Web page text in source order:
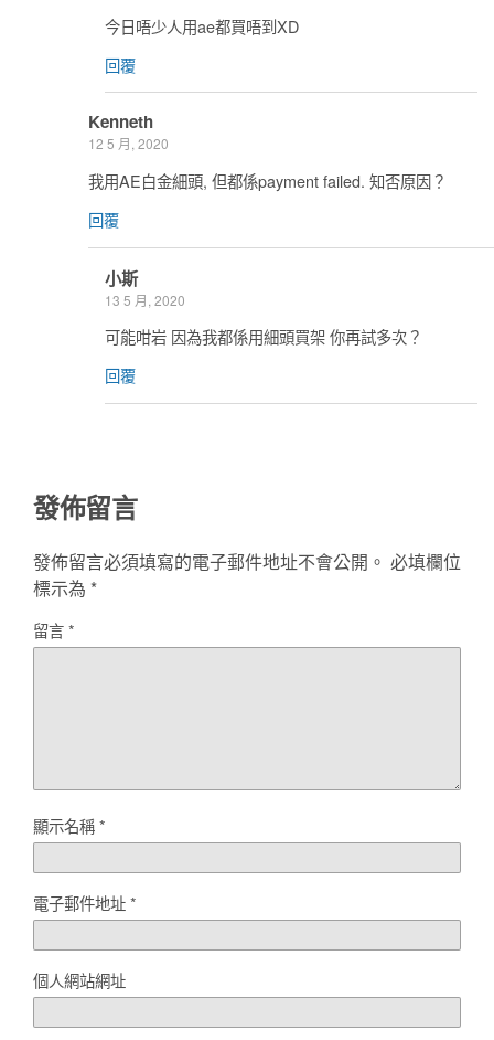
今日唔少人用ae都買唔到XD
回覆
Kenneth
12 5 月, 2020
我用AE白金細頭, 但都係payment failed. 知否原因？
回覆
小斯
13 5 月, 2020
可能咁岩 因為我都係用細頭買架 你再試多次？
回覆
發佈留言
發佈留言必須填寫的電子郵件地址不會公開。 必填欄位
標示為 *
留言*
顯示名稱*
電子郵件地址*
個人網站網址